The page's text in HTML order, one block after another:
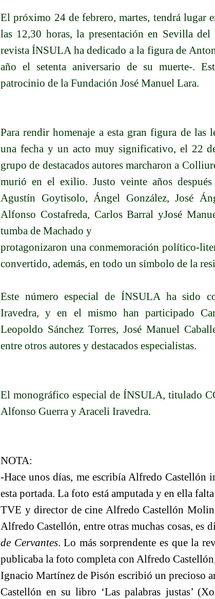
El próximo 24 de febrero, martes, tendrá lugar
las 12,30 horas, la presentación en Sevilla del
revista ÍNSULA ha dedicado a la figura de
año el setenta aniversario de su muerte-.
patrocinio de la Fundación José Manuel Lara.
Para rendir homenaje a esta gran figura de las
una fecha y un acto muy significativo, el 22
grupo de destacados autores marcharon a
murió en el exilio. Justo veinte años
Agustín Goytisolo, Ángel González, José
Alfonso Costafreda, Carlos Barral yJosé
tumba de Machado y
protagonizaron una conmemoración político-
convertido, además, en todo un símbolo de la
Este número especial de ÍNSULA ha sido
Iravedra, y en el mismo han participado
Leopoldo Sánchez Torres, José Manuel
entre otros autores y destacados especialistas.
El monográfico especial de ÍNSULA, titulado
Alfonso Guerra y Araceli Iravedra.
NOTA:
-Hace unos días, me escribía Alfredo Castellón
esta portada. La foto está amputada y en ella
TVE y director de cine Alfredo Castellón
Alfredo Castellón, entre otras muchas cosas, es
de Cervantes. Lo más sorprendente es que la
publicaba la foto completa con Alfredo
Ignacio Martínez de Pisón escribió un precioso
Castellón en su libro ‘Las palabras justas’